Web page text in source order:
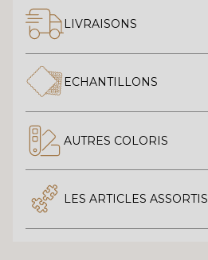
LIVRAISONS
ECHANTILLONS
AUTRES COLORIS
LES ARTICLES ASSORTIS